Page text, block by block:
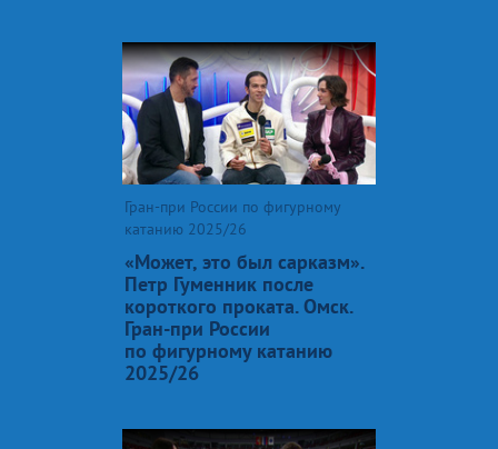
Гран-при России по фигурному
катанию 2025/26
«Может, это был сарказм».
Петр Гуменник после
короткого проката. Омск.
Гран-при России
по фигурному катанию
2025/26